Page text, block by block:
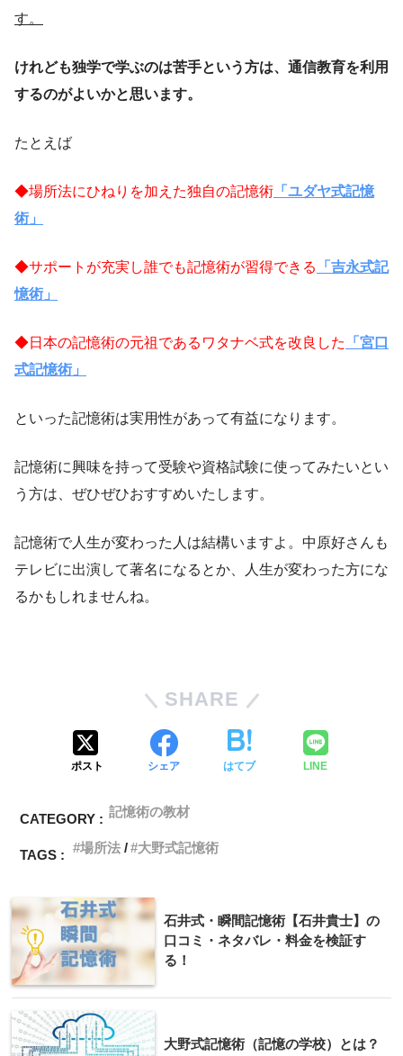
す。
けれども独学で学ぶのは苦手という方は、 通信教育を利用
するのがよいかと思います。
たとえば
◆場所法にひねりを加えた独自の記憶術 「ユダヤ式記憶
術」
◆サポートが充実し誰でも記憶術が習得できる
「吉永式記
憶術」
◆日本の記憶術の元祖であるワタナベ式を改良した
「宮口
式記憶術」
といった記憶術は実用性があって有益になります。
記憶術に興味を持って受験や資格試験に使ってみたいとい
う方は、ぜひぜひおすすめいたします。
記憶術で人生が変わった人は結構いますよ。中原好さんも
テレビに出演して著名になるとか、人生が変わった方にな
るかもしれませんね。
SHARE
ポスト シェア はてブ LINE
CATEGORY : 記憶術の教材
TAGS : 場所法 大野式記憶術
石井式・瞬間記憶術【石井貴士】の
口コミ・ネタバレ・料金を検証す
る！
大野式記憶術（記憶の学校）とは？